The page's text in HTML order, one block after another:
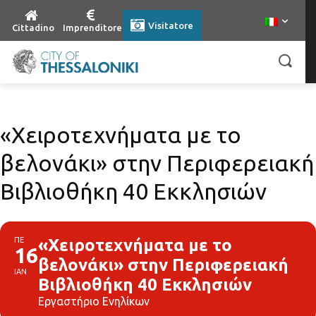
Cittadino Imprenditore Visitatore
«Χειροτεχνήματα με το
βελονάκι» στην Περιφερειακή
Βιβλιοθήκη 40 Εκκλησιών
ΠΕ
16
ΙΑΝ
«Χειροτεχνήματα με το
βελονάκι» στην Περιφερειακή
Βιβλιοθήκη 40 Εκκλησιών
Εργαστήριο Ενηλίκων